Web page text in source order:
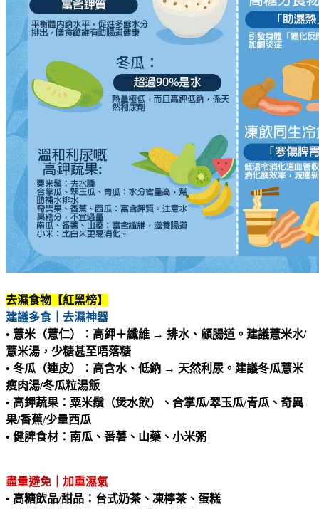
去濕食物【紅黑榜】
建議多食｜去濕神器
• 薏米（薏仁）：高鉀＋纖維 → 排水、顧腸道。建議薏米水/
薏米湯，少糖甚至唔落糖
• 冬瓜（連皮）：高含水、低鈉 → 天然利尿。建議冬瓜薏米
瘦肉湯/冬瓜粒湯飯
• 高鉀蔬果：粟米鬚（煲水飲）、合掌瓜/翠玉瓜/青瓜、奇異
果/香蕉/少量西瓜
• 健脾食材：南瓜、番薯、山藥、小米粥
盡量避免｜加重濕氣
• 高糖飲品/甜品：台式奶茶、凍檸茶、蛋糕